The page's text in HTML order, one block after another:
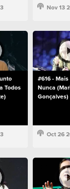
Nov 13
Todos
#616 -
Nunca
Gonçalves)
Oct 26